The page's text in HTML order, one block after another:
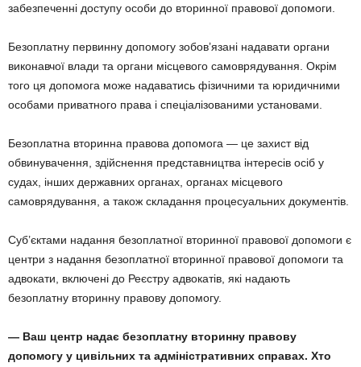
забезпеченні доступу особи до вторинної правової допомоги.
Безоплатну первинну допомогу зобов’язані надавати органи
виконавчої влади та органи місцевого самоврядування. Окрім
того ця допомога може надаватись фізичними та юридичними
особами приватного права і спеціалізованими установами.
Безоплатна вторинна правова допомога — це захист від
обвинувачення, здійснення представництва інтересів осіб у
судах, інших державних органах, органах місцевого
самоврядування, а також складання процесуальних документів.
Суб’єктами надання безоплатної вторинної правової допомоги є
центри з надання безоплатної вторинної правової допомоги та
адвокати, включені до Реєстру адвокатів, які надають
безоплатну вторинну правову допомогу.
— Ваш центр надає безоплатну вторинну правову
допомогу у цивільних та адміністративних справах. Хто